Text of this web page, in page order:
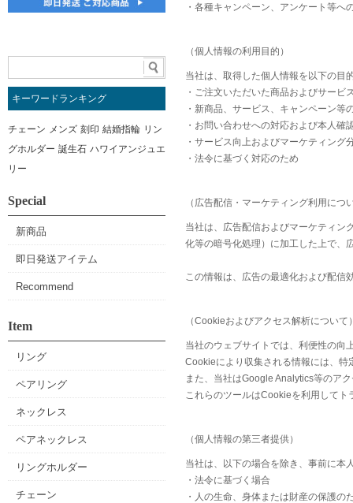
・各種キャンペーン、アンケート等へ
（個人情報の利用目的）
当社は、取得した個人情報を以下の目
・ご注文いただいた商品およびサー
・新商品、サービス、キャンペーン等
・お問い合わせへの対応および本人確
・サービス向上およびマーケティング
・法令に基づく対応のため
（広告配信・マーケティング利用につ
当社は、広告配信およびマーケティン
化等の暗号化処理）に加工した上で、
この情報は、広告の最適化および配信
（Cookieおよびアクセス解析について
当社のウェブサイトでは、利便性の向
Cookieにより収集される情報には、
また、当社はGoogle Analytics等のア
これらのツールはCookieを利用して
（個人情報の第三者提供）
当社は、以下の場合を除き、事前に本
・法令に基づく場合
・人の生命、身体または財産の保護
キーワードランキング
チェーン メンズ 刻印 結婚指輪 リン
グホルダー 誕生石 ハワイアンジュエ
リー
Special
新商品
即日発送アイテム
Recommend
Item
リング
ペアリング
ネックレス
ペアネックレス
リングホルダー
チェーン